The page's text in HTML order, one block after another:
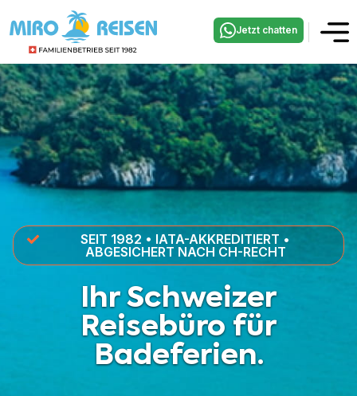
Jetzt chatten
SEIT 1982 • IATA-AKKREDITIERT •
ABGESICHERT NACH CH-RECHT
Ihr Schweizer
Reisebüro für
Badeferien.